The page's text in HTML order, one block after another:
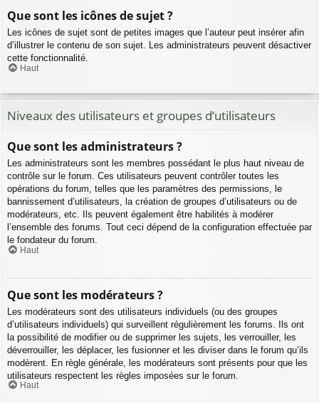
Que sont les icônes de sujet ?
Les icônes de sujet sont de petites images que l’auteur peut insérer afin
d’illustrer le contenu de son sujet. Les administrateurs peuvent désactiver
cette fonctionnalité.
Haut
Niveaux des utilisateurs et groupes d’utilisateurs
Que sont les administrateurs ?
Les administrateurs sont les membres possédant le plus haut niveau de
contrôle sur le forum. Ces utilisateurs peuvent contrôler toutes les
opérations du forum, telles que les paramètres des permissions, le
bannissement d’utilisateurs, la création de groupes d’utilisateurs ou de
modérateurs, etc. Ils peuvent également être habilités à modérer
l’ensemble des forums. Tout ceci dépend de la configuration effectuée par
le fondateur du forum.
Haut
Que sont les modérateurs ?
Les modérateurs sont des utilisateurs individuels (ou des groupes
d’utilisateurs individuels) qui surveillent régulièrement les forums. Ils ont
la possibilité de modifier ou de supprimer les sujets, les verrouiller, les
déverrouiller, les déplacer, les fusionner et les diviser dans le forum qu’ils
modèrent. En règle générale, les modérateurs sont présents pour que les
utilisateurs respectent les règles imposées sur le forum.
Haut